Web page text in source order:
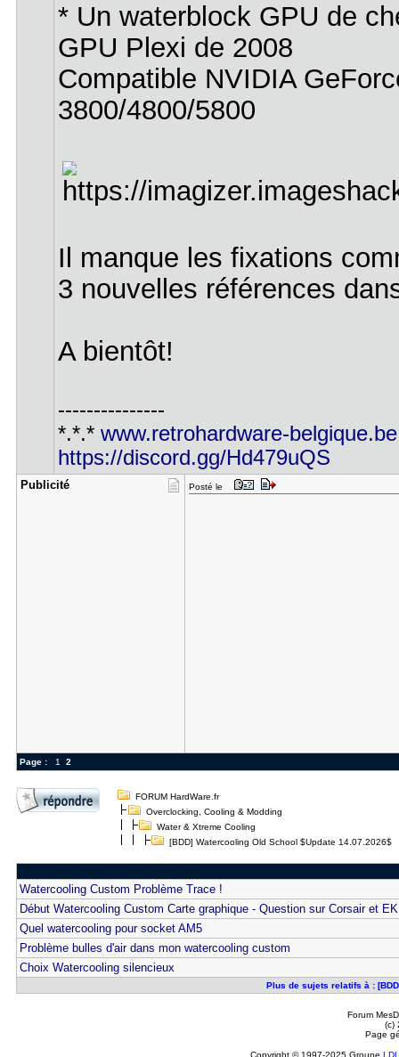
* Un waterblock GPU de
GPU Plexi de 2008
Compatible NVIDIA
3800/4800/5800
Il manque les fixations
3 nouvelles références
A bientôt!
---------------
*.*.* www.retrohardware-belgique.be
https://discord.gg/Hd479uQS
Publicité Posté le
Page : 1 2
FORUM HardWare.fr
Overclocking, Cooling & Modding
Water & Xtreme Cooling
[BDD] Watercooling Old School $Update 14.07.2026$
Watercooling Custom Problème Trace !
Début Watercooling Custom Carte graphique - Question sur Corsair et EK
Quel watercooling pour socket AM5
Problème bulles d'air dans mon watercooling custom
Choix Watercooling silencieux
Plus de sujets relatifs à :
Forum
(c)
Page
Copyright © 1997-2025 Groupe